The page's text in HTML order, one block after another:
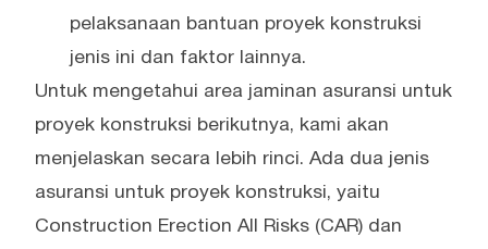
pelaksanaan bantuan proyek konstruksi
jenis ini dan faktor lainnya.
Untuk mengetahui area jaminan asuransi untuk
proyek konstruksi berikutnya, kami akan
menjelaskan secara lebih rinci. Ada dua jenis
asuransi untuk proyek konstruksi, yaitu
Construction Erection All Risks (CAR) dan